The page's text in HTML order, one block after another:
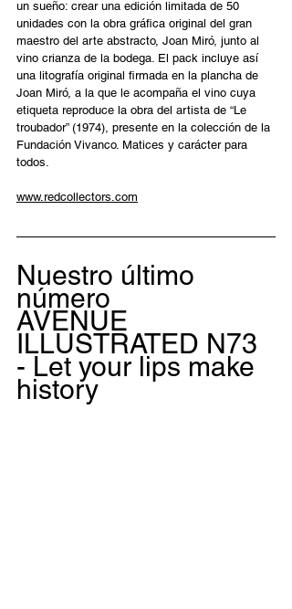
un sueño: crear una edición limitada de 50
unidades con la obra gráfica original del gran
maestro del arte abstracto, Joan Miró, junto al
vino crianza de la bodega. El pack incluye así
una litografía original firmada en la plancha de
Joan Miró, a la que le acompaña el vino cuya
etiqueta reproduce la obra del artista de “Le
troubador” (1974), presente en la colección de la
Fundación Vivanco. Matices y carácter para
todos.
www.redcollectors.com
Nuestro último
número
AVENUE
ILLUSTRATED N73
- Let your lips make
history